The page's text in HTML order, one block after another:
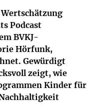
Podcast
BVKJ-
Hörfunk,
Gewürdigt
zeigt, wie
Kinder für